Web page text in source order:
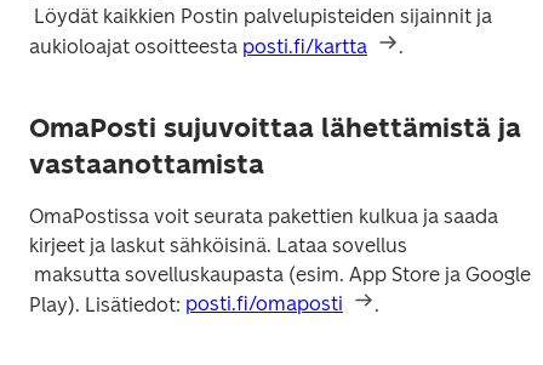
aukioloajat osoitteesta posti.fi/kartta
OmaPosti sujuvoittaa lähettämistä ja
vastaanottamista
OmaPostissa voit seurata pakettien kulkua ja saada
kirjeet ja laskut sähköisinä. Lataa sovellus
Play). Lisätiedot: posti.fi/omaposti .